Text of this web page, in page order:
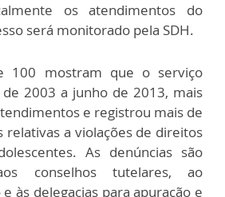
os atendimentos do
será monitorado pela SDH.
100 mostram que o serviço
2003 a junho de 2013, mais
e registrou mais de
relativas a violações de direitos
As denúncias são
conselhos tutelares, ao
às delegacias para apuração e